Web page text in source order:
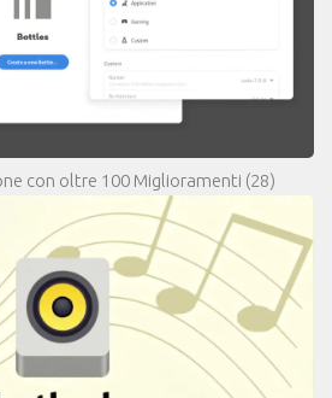
con oltre 100 Miglioramenti (28)